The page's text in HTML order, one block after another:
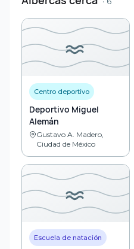
Centro deportivo
Deportivo Miguel
Alemán
Gustavo A. Madero,
Ciudad de México
Escuela de natación